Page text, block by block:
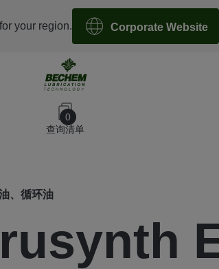
0
查询清单
your region. Corporate Website
、循环油